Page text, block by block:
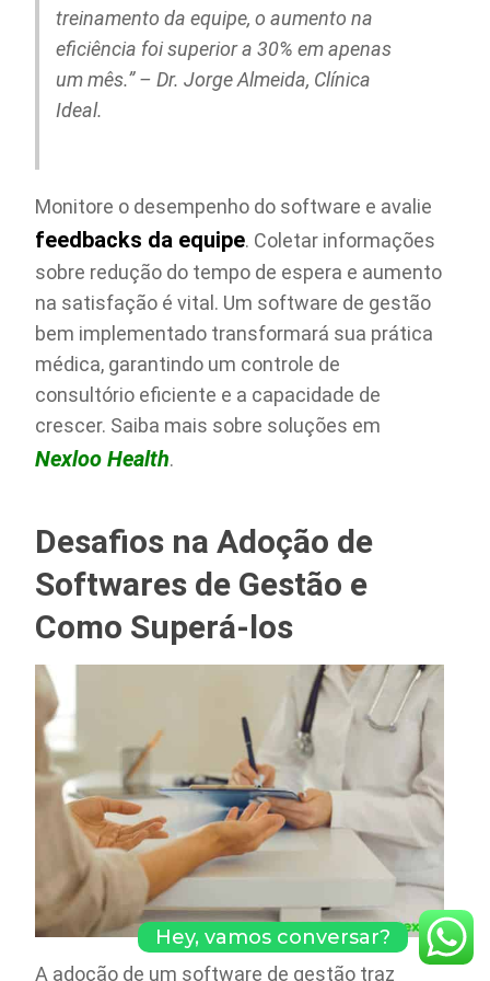
treinamento da equipe, o aumento na
eficiência foi superior a 30% em apenas
um mês.” – Dr. Jorge Almeida, Clínica
Ideal.
Monitore o desempenho do software e avalie
feedbacks da equipe. Coletar informações
sobre redução do tempo de espera e aumento
na satisfação é vital. Um software de gestão
bem implementado transformará sua prática
médica, garantindo um controle de
consultório eficiente e a capacidade de
crescer. Saiba mais sobre soluções em
Nexloo Health.
Desafios na Adoção de
Softwares de Gestão e
Como Superá-los
A adoção de um software de gestão traz
Hey, vamos conversar?